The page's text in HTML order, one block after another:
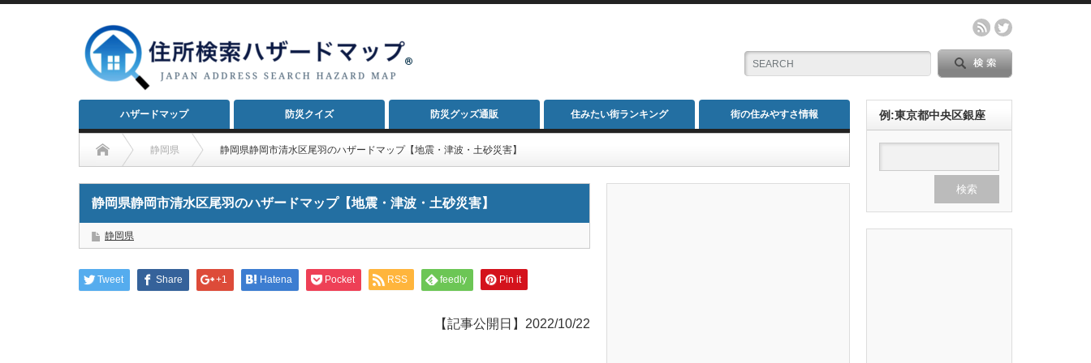
ハザードマップ 防災クイズ 防災グッズ通販 住みたい街ランキング 街の住みやすさ情報
静岡県 静岡県静岡市清水区尾羽のハザードマップ【地震・津波・土砂災害】
静岡県静岡市清水区尾羽のハザードマップ【地震・津波・土砂災害】
静岡県
Tweet Share +1 Hatena Pocket RSS feedly Pin it
【記事公開日】2022/10/22
例:東京都中央区銀座